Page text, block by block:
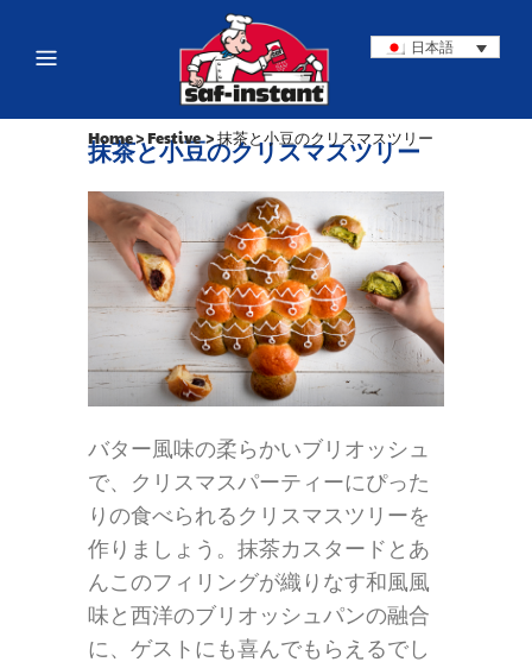
日本語
抹茶と小豆のクリスマスツリー
Home>Festive>抹茶と小豆のクリスマスツリー
バター風味の柔らかいブリオッシュ
で、クリスマスパーティーにぴった
りの食べられるクリスマスツリーを
作りましょう。抹茶カスタードとあ
んこのフィリングが織りなす和風風
味と西洋のブリオッシュパンの融合
に、ゲストにも喜んでもらえるでし